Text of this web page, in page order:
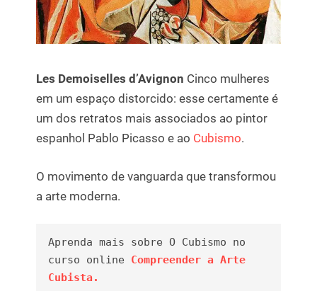
Les Demoiselles d’Avignon Cinco mulheres
em um espaço distorcido: esse certamente é
um dos retratos mais associados ao pintor
espanhol Pablo Picasso e ao Cubismo.
O movimento de vanguarda que transformou
a arte moderna.
Aprenda mais sobre O Cubismo no
curso online Compreender a Arte
Cubista.